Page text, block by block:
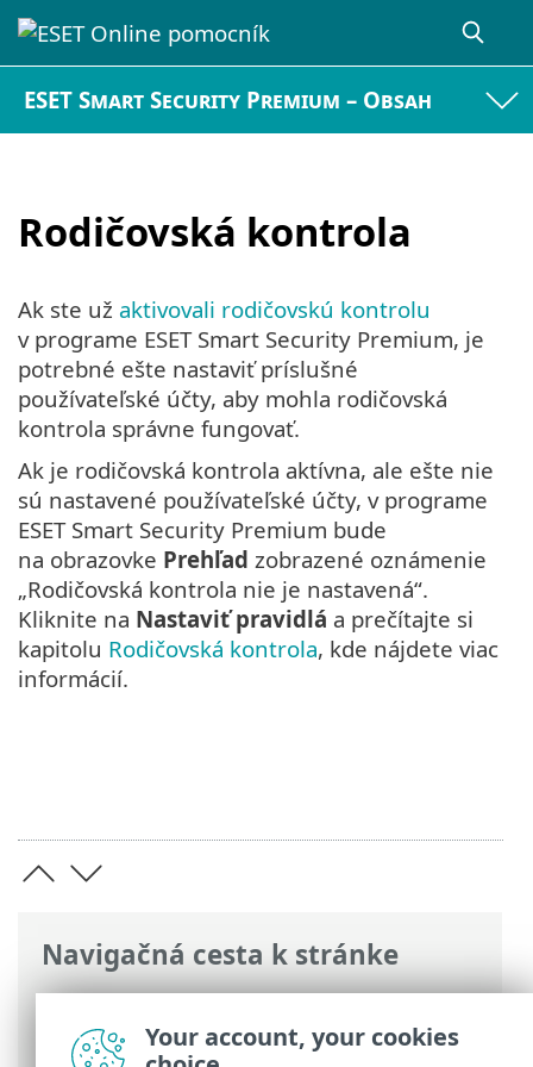
ESET Smart Security Premium – Obsah
Rodičovská kontrola
Navigačná cesta k stránke
ESET Online pomocník>ESET Smart
Security Premium>Ako začať>
Ak ste už aktivovali rodičovskú kontrolu
v programe ESET Smart Security Premium, je
potrebné ešte nastaviť príslušné
používateľské účty, aby mohla rodičovská
kontrola správne fungovať.
Ak je rodičovská kontrola aktívna, ale ešte nie
sú nastavené používateľské účty, v programe
ESET Smart Security Premium bude
na obrazovke Prehľad zobrazené oznámenie
„Rodičovská kontrola nie je nastavená“.
Kliknite na Nastaviť pravidlá a prečítajte si
kapitolu Rodičovská kontrola, kde nájdete viac
informácií.
Your account, your cookies